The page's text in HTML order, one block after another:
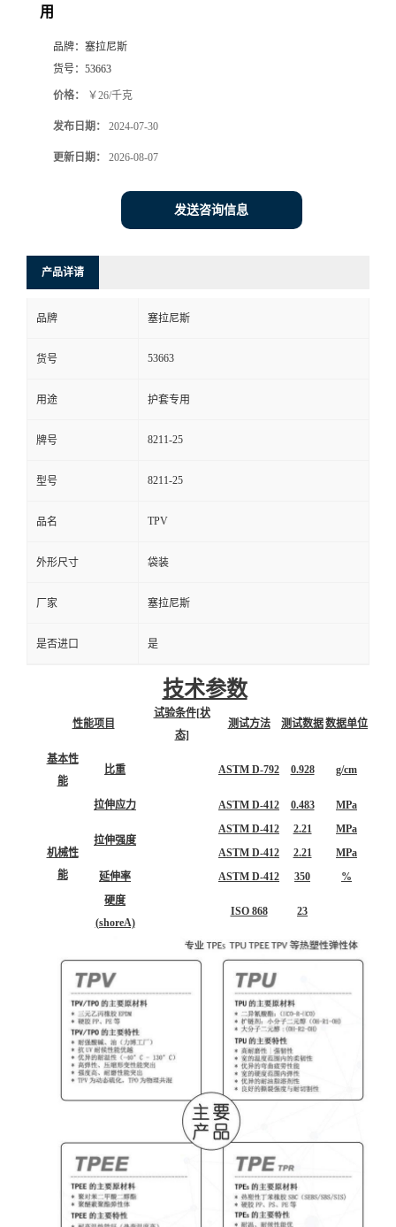
用
品牌： 塞拉尼斯
货号： 53663
价格： ￥26/千克
发布日期： 2024-07-30
更新日期： 2026-08-07
发送咨询信息
产品详请
品牌 塞拉尼斯
货号 53663
用途 护套专用
牌号 8211-25
型号 8211-25
品名 TPV
外形尺寸 袋装
厂家 塞拉尼斯
是否进口 是
技术参数
性能项目
试验条件[状
态]
测试方法 测试数据数据单位
基本性
能
比重 ASTM D-792 0.928 g/cm
机械性
能
拉伸应力 ASTM D-412 0.483 MPa
拉伸强度
ASTM D-412 2.21
MPa
ASTM D-412
2.21
MPa
延伸率
ASTM D-412 350
%
硬度
(shoreA)
ISO 868 23